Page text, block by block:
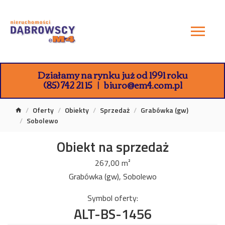
Działamy na rynku już od 1991 roku
(85) 742 21 15 biuro@em4.com.pl
Oferty Obiekty Sprzedaż
Grabówka (gw)
Sobolewo
Obiekt na sprzedaż
267,00 m²
Grabówka (gw), Sobolewo
Symbol oferty:
ALT-BS-1456